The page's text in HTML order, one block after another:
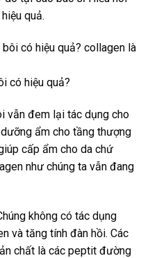
quả.
có hiệu quả?
vẫn đem lại tác dụng cho
ẩm cho tầng thượng
cấp ẩm cho da chứ
như chúng ta vẫn đang
không có tác dụng
và tăng tính đàn hồi. Các
chất là các peptit đường